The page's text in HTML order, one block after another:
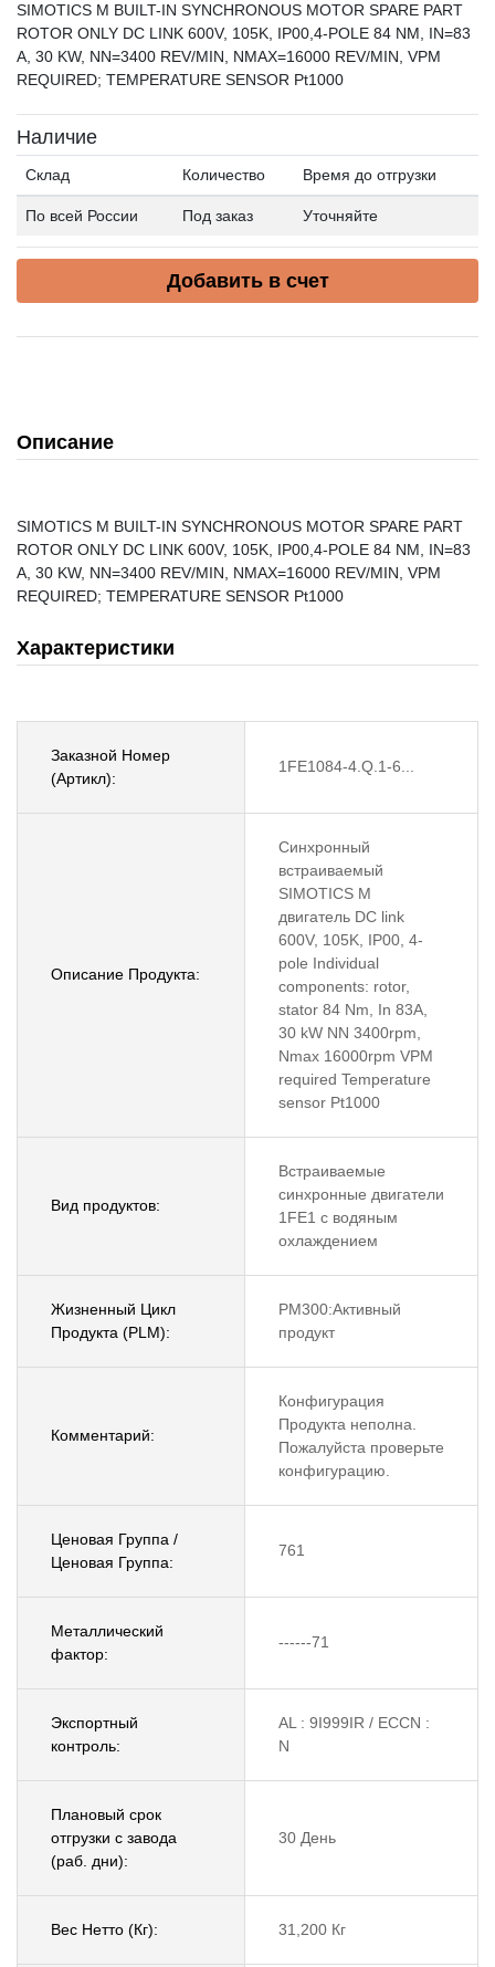
SIMOTICS M BUILT-IN SYNCHRONOUS MOTOR SPARE PART
ROTOR ONLY DC LINK 600V, 105K, IP00,4-POLE 84 NM, IN=83
A, 30 KW, NN=3400 REV/MIN, NMAX=16000 REV/MIN, VPM
REQUIRED; TEMPERATURE SENSOR Pt1000
Наличие
Склад Количество Время до отгрузки
По всей России Под заказ Уточняйте
Добавить в счет
Описание
SIMOTICS M BUILT-IN SYNCHRONOUS MOTOR SPARE PART
ROTOR ONLY DC LINK 600V, 105K, IP00,4-POLE 84 NM, IN=83
A, 30 KW, NN=3400 REV/MIN, NMAX=16000 REV/MIN, VPM
REQUIRED; TEMPERATURE SENSOR Pt1000
Характеристики
Заказной Номер
(Артикл):
1FE1084-4.Q.1-6...
Описание Продукта:
Синхронный
встраиваемый
SIMOTICS M
двигатель DC link
600V, 105K, IP00, 4-
pole Individual
components: rotor,
stator 84 Nm, In 83A,
30 kW NN 3400rpm,
Nmax 16000rpm VPM
required Temperature
sensor Pt1000
Вид продуктов:
Встраиваемые
синхронные двигатели
1FE1 с водяным
охлаждением
Жизненный Цикл
Продукта (PLM):
PM300:Активный
продукт
Комментарий:
Конфигурация
Продукта неполна.
Пожалуйста проверьте
конфигурацию.
Ценовая Группа /
Ценовая Группа:
761
Металлический
фактор:
------71
Экспортный
контроль:
AL : 9I999IR / ECCN :
N
Плановый срок
отгрузки с завода
(раб. дни):
30 День
Вес Нетто (Кг): 31,200 Кг